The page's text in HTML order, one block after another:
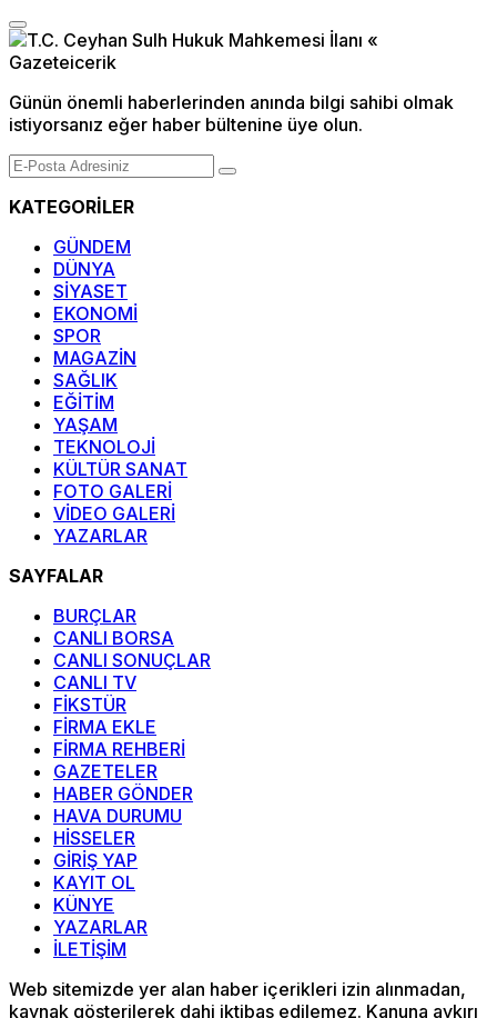
Günün önemli haberlerinden anında bilgi sahibi olmak
istiyorsanız eğer haber bültenine üye olun.
KATEGORİLER
GÜNDEM
DÜNYA
SİYASET
EKONOMİ
SPOR
MAGAZİN
SAĞLIK
EĞİTİM
YAŞAM
TEKNOLOJİ
KÜLTÜR SANAT
FOTO GALERİ
VİDEO GALERİ
YAZARLAR
SAYFALAR
BURÇLAR
CANLI BORSA
CANLI SONUÇLAR
CANLI TV
FİKSTÜR
FİRMA EKLE
FİRMA REHBERİ
GAZETELER
HABER GÖNDER
HAVA DURUMU
HİSSELER
GİRİŞ YAP
KAYIT OL
KÜNYE
YAZARLAR
İLETİŞİM
Web sitemizde yer alan haber içerikleri izin alınmadan,
kaynak gösterilerek dahi iktibas edilemez. Kanuna aykırı